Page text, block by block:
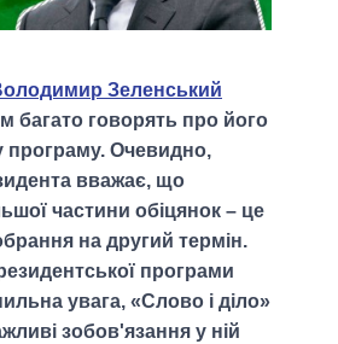
Зеленський
багато говорять про його
програму. Очевидно,
вважає, що
частини обіцянок – це
на другий термін.
програми
увага, «Слово і діло»
зобов'язання у ній